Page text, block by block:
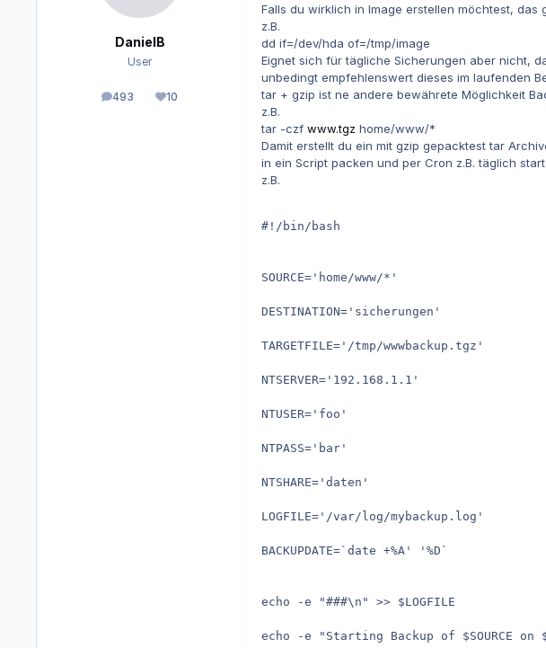
DanielB
User
493
Beiträge 10
Reputation
Falls du wirklich in Image erstellen möchtest, das
z.B.
dd if=/dev/hda of=/tmp/image
Eignet sich für tägliche Sicherungen aber nicht,
unbedingt empfehlenswert dieses im laufenden
tar + gzip ist ne andere bewährete Möglichkeit
z.B.
tar -czf www.tgz home/www/*
Damit erstellt du ein mit gzip gepacktest tar
in ein Script packen und per Cron z.B. täglich
z.B.
#!/bin/bash
SOURCE='home/www/*'
DESTINATION='sicherungen'
TARGETFILE='/tmp/wwwbackup.tgz'
NTSERVER='192.168.1.1'
NTUSER='foo'
NTPASS='bar'
NTSHARE='daten'
LOGFILE='/var/log/mybackup.log'
BACKUPDATE=`date +%A' '%D`
echo -e "###\n" >> $LOGFILE
echo -e "Starting Backup of $SOURCE on